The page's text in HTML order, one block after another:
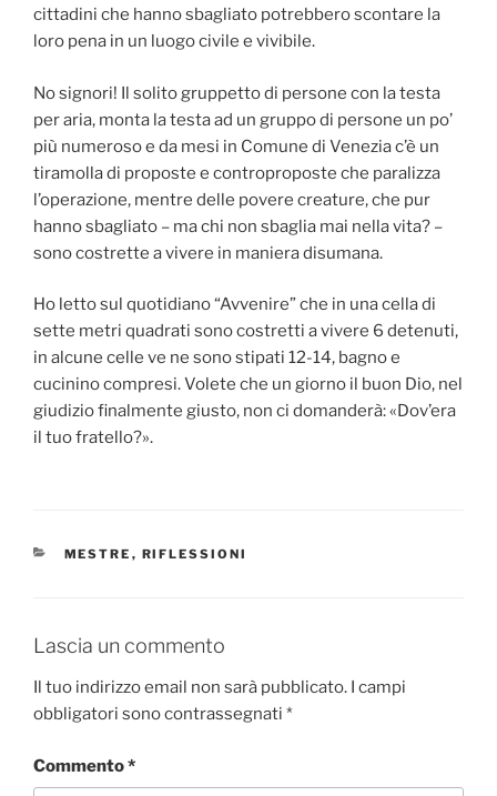
cittadini che hanno sbagliato potrebbero scontare la
loro pena in un luogo civile e vivibile.
No signori! Il solito gruppetto di persone con la testa
per aria, monta la testa ad un gruppo di persone un po’
più numeroso e da mesi in Comune di Venezia c’è un
tiramolla di proposte e controproposte che paralizza
l’operazione, mentre delle povere creature, che pur
hanno sbagliato – ma chi non sbaglia mai nella vita? –
sono costrette a vivere in maniera disumana.
Ho letto sul quotidiano “Avvenire” che in una cella di
sette metri quadrati sono costretti a vivere 6 detenuti,
in alcune celle ve ne sono stipati 12-14, bagno e
cucinino compresi. Volete che un giorno il buon Dio, nel
giudizio finalmente giusto, non ci domanderà: «Dov’era
il tuo fratello?».
CATEGORIE
MESTRE , RIFLESSIONI
Lascia un commento
Il tuo indirizzo email non sarà pubblicato. I campi
obbligatori sono contrassegnati *
Commento*